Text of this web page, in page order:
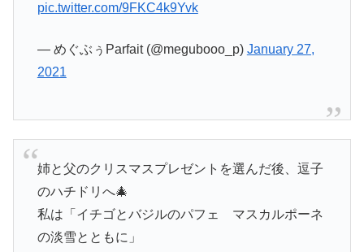
pic.twitter.com/9FKC4k9Yvk
— めぐぶぅParfait (@megubooo_p) January 27,
2021
姉と父のクリスマスプレゼントを選んだ後、逗子
のハチドリへ🎄
私は「イチゴとバジルのパフェ マスカルポーネ
の淡雪とともに」